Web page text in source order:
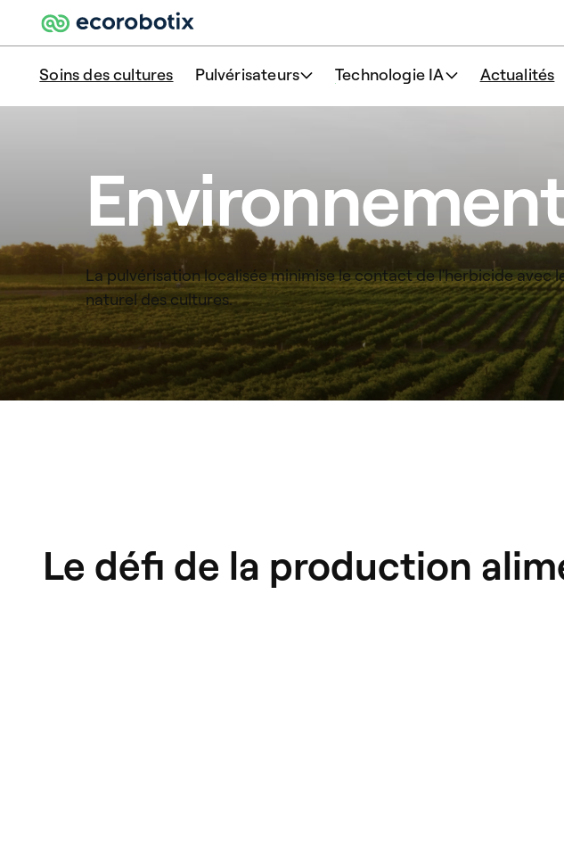
Soins des cultures Pulvérisateurs Technologie IA Actualités
La pulvérisation localisée minimise le contact de l'herbicide
naturel des cultures.
Le défi de la production